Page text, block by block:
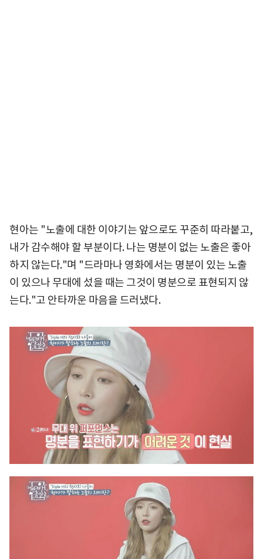
현아는 "노출에 대한 이야기는 앞으로도 꾸준히 따라붙고,
내가 감수해야 할 부분이다. 나는 명분이 없는 노출은 좋아
하지 않는다."며 "드라마나 영화에서는 명분이 있는 노출
이 있으나 무대에 섰을 때는 그것이 명분으로 표현되지 않
는다."고 안타까운 마음을 드러냈다.